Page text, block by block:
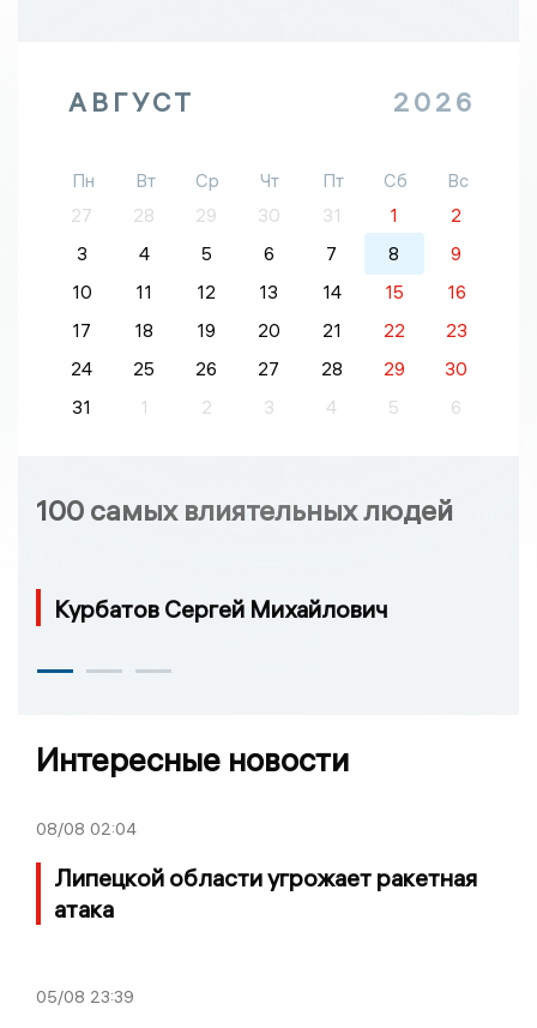
АВГУСТ 2026
Пн Вт Ср Чт Пт Сб
Вс
27
28 29 30 31 1
2
3
4 5 6 7 8
9
10
11 12 13 14 15
16
17
18 19 20 21 22
23
24
25 26 27 28 29
30
31
1 2 3 4 5 6
100 самых влиятельных людей
Курбатов Сергей Михайлович
Интересные новости
08/08 02:04
Липецкой области угрожает ракетная
атака
05/08 23:39